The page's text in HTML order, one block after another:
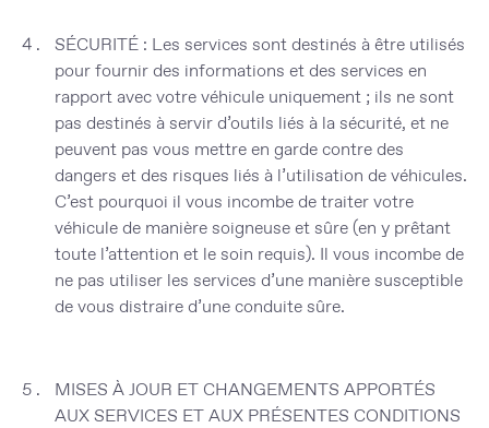
SÉCURITÉ : Les services sont destinés à être utilisés
pour fournir des informations et des services en
rapport avec votre véhicule uniquement ; ils ne sont
pas destinés à servir d’outils liés à la sécurité, et ne
peuvent pas vous mettre en garde contre des
dangers et des risques liés à l’utilisation de véhicules.
C’est pourquoi il vous incombe de traiter votre
véhicule de manière soigneuse et sûre (en y prêtant
toute l’attention et le soin requis). Il vous incombe de
ne pas utiliser les services d’une manière susceptible
de vous distraire d’une conduite sûre.
MISES À JOUR ET CHANGEMENTS APPORTÉS
AUX SERVICES ET AUX PRÉSENTES CONDITIONS